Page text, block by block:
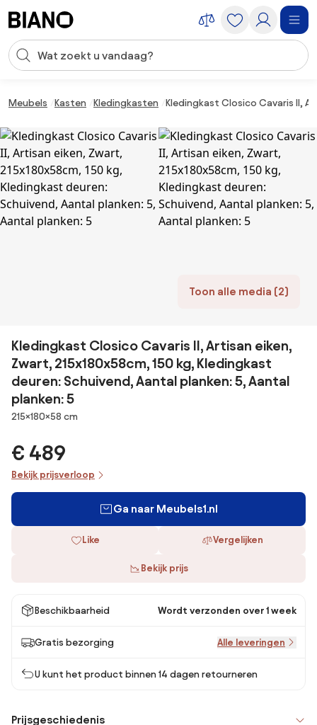
Zoekopdracht invoeren
Meubels Kasten Kledingkasten Kledingkast Closico Cavaris II,
Toon alle media (2)
Kledingkast Closico Cavaris II, Artisan eiken,
Zwart, 215x180x58cm, 150 kg, Kledingkast
deuren: Schuivend, Aantal planken: 5, Aantal
planken: 5
Afmetingen
215×180×58 cm
€ 489
Bekijk prijsverloop
Ga naar Meubels1.nl
Like Vergelijken
Bekijk prijs
Beschikbaarheid Wordt verzonden over 1 week
Gratis bezorging Alle leveringen
U kunt het product binnen 14 dagen retourneren
Prijsgeschiedenis